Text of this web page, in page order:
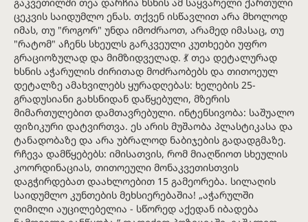
გაკვეთილში თეა დარჩია ხსნის ამ საყვარელი ქართული
ცეკვის საიდუმლო ენას. თქვენ ისწავლით არა მხოლოდ
იმას, თუ "როგორ" უნდა იმოძრაოთ, არამედ იმასაც, თუ
"რატომ" აჩენს სხეულს გარკვეული კუთხეები უფრო
გრაციოზულად და მიმზიდველად. 💃 თეა დეტალურად
ხსნის აჭარულის ძირითად მოძრაობებს და თითოეულ
დეტალზე ამახვილებს ყურადღებას: ხელების 25-
გრადუსიანი გახსნიდან დაწყებული, მზერის
მიმართულებით დამთავრებული. ინტენსივობა: საშუალო
ფიზიკური დატვირთვა. ეს არის მუშაობა პლასტიკასა და
ტანადობაზე და არა უბრალოდ ნაბიჯების გადადგმაზე.
რჩევა დამწყებებს: იმისათვის, რომ მიაღწიოთ სხეულის
კოორდინაციას, თითოეული მონაკვეთისთვის
დაგჭირდებათ დაახლოებით 15 გამეორება. სილაღის
საიდუმლო კუნთების მეხსიერებაშია! „აჭარულში
ღიმილი აუცილებელია - სწორედ აქედან იბადება